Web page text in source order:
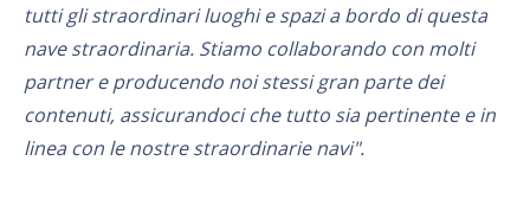
tutti gli straordinari luoghi e spazi a bordo di questa
nave straordinaria. Stiamo collaborando con molti
partner e producendo noi stessi gran parte dei
contenuti, assicurandoci che tutto sia pertinente e in
linea con le nostre straordinarie navi".